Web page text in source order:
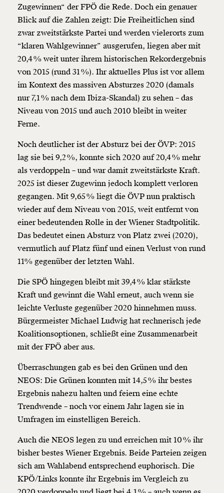
Zugewinnen“ der FPÖ die Rede. Doch ein genauer
Blick auf die Zahlen zeigt: Die Freiheitlichen sind
zwar zweitstärkste Partei und werden vielerorts zum
“klaren Wahlgewinner” ausgerufen, liegen aber mit
20,4 % weit unter ihrem historischen Rekordergebnis
von 2015 (rund 31 %). Ihr aktuelles Plus ist vor allem
im Kontext des massiven Absturzes 2020 (damals
nur 7,1 % nach dem Ibiza-Skandal) zu sehen – das
Niveau von 2015 und auch 2010 bleibt in weiter
Ferne.
Noch deutlicher ist der Absturz bei der ÖVP: 2015
lag sie bei 9,2 %, konnte sich 2020 auf 20,4 % mehr
als verdoppeln – und war damit zweitstärkste Kraft.
2025 ist dieser Zugewinn jedoch komplett verloren
gegangen. Mit 9,65 % liegt die ÖVP nun praktisch
wieder auf dem Niveau von 2015, weit entfernt von
einer bedeutenden Rolle in der Wiener Stadtpolitik.
Das bedeutet einen Absturz von Platz zwei (2020),
vermutlich auf Platz fünf und einen Verlust von rund
11% gegenüber der letzten Wahl.
Die SPÖ hingegen bleibt mit 39,4 % klar stärkste
Kraft und gewinnt die Wahl erneut, auch wenn sie
leichte Verluste gegenüber 2020 hinnehmen muss.
Bürgermeister Michael Ludwig hat rechnerisch jede
Koalitionsoptionen, schließt eine Zusammenarbeit
mit der FPÖ aber aus.
Überraschungen gab es bei den Grünen und den
NEOS: Die Grünen konnten mit 14,5 % ihr bestes
Ergebnis nahezu halten und feiern eine echte
Trendwende – noch vor einem Jahr lagen sie in
Umfragen im einstelligen Bereich.
Auch die NEOS legen zu und erreichen mit 10 % ihr
bisher bestes Wiener Ergebnis. Beide Parteien zeigen
sich am Wahlabend entsprechend euphorisch. Die
KPÖ/Links konnte ihr Ergebnis im Vergleich zu